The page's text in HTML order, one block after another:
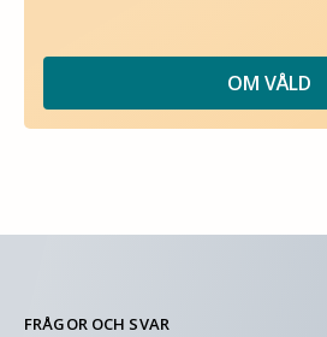
OM VÅLD
FRÅGOR OCH SVAR